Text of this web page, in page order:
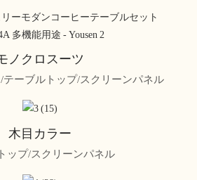
ノクロスーツ
ーブルトップ/スクリーンパネル
木目カラー
ップ/スクリーンパネル